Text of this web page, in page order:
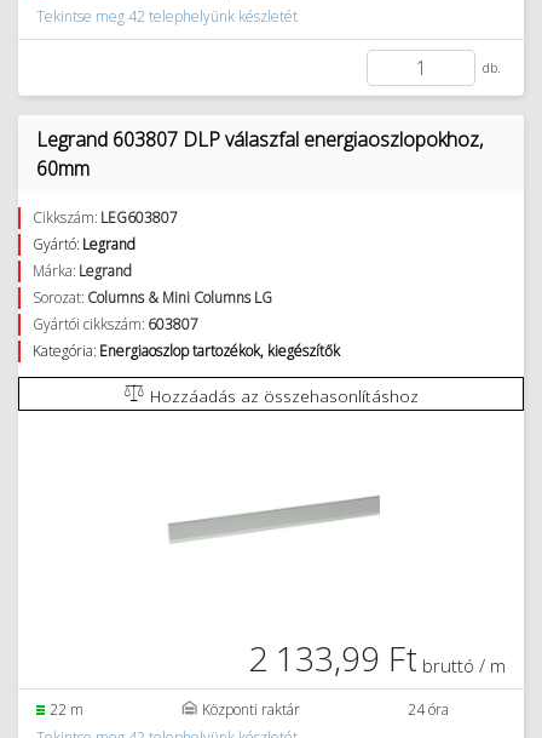
Tekintse meg 42 telephelyünk készletét
db.
Legrand 603807 DLP válaszfal energiaoszlopokhoz,
60mm
Cikkszám: LEG603807
Gyártó: Legrand
Márka: Legrand
Sorozat: Columns & Mini Columns LG
Gyártói cikkszám: 603807
Kategória: Energiaoszlop tartozékok, kiegészítők
Hozzáadás az összehasonlításhoz
2 133,99 Ft bruttó / m
22 m Központi raktár
24 óra